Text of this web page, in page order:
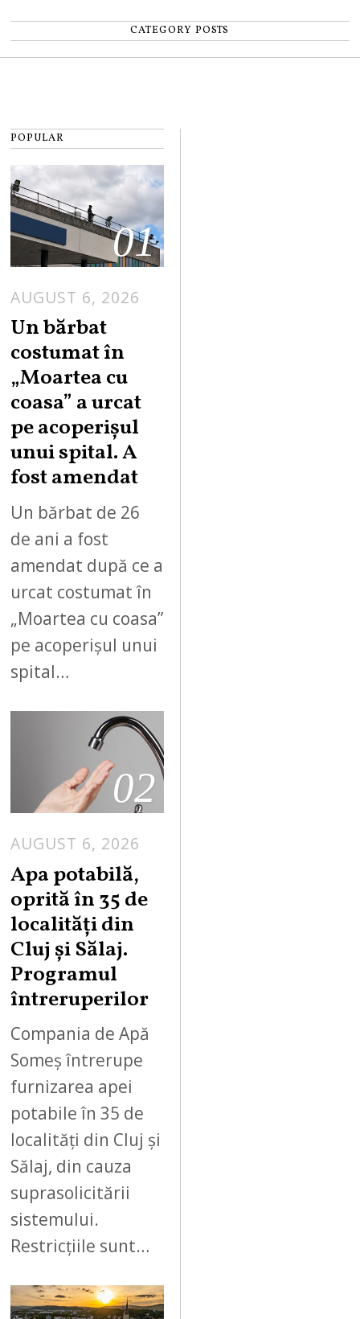
CATEGORY POSTS
POPULAR
01
AUGUST 6, 2026
Un bărbat
costumat în
„Moartea cu
coasa” a urcat
pe acoperișul
unui spital. A
fost amendat
Un bărbat de 26
de ani a fost
amendat după ce a
urcat costumat în
„Moartea cu coasa”
pe acoperișul unui
spital…
02
AUGUST 6, 2026
Apa potabilă,
oprită în 35 de
localități din
Cluj și Sălaj.
Programul
întreruperilor
Compania de Apă
Someș întrerupe
furnizarea apei
potabile în 35 de
localități din Cluj și
Sălaj, din cauza
suprasolicitării
sistemului.
Restricțiile sunt…